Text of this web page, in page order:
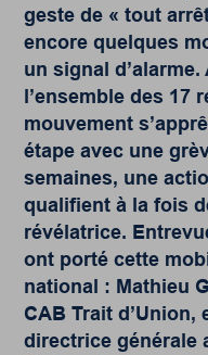
geste de « tout
encore quelques
un signal
l’ensemble des 17
mouvement
étape avec une
semaines, une
qualifient à la fois
révélatrice.
ont porté cette
national : Mathieu
CAB Trait d’Union,
directrice générale